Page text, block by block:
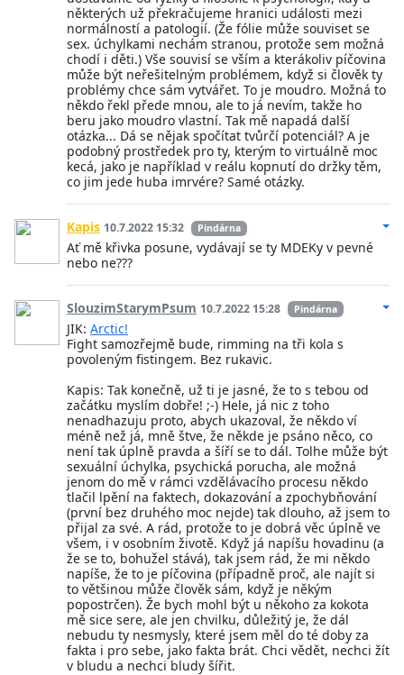
některých už překračujeme hranici události mezi
normálností a patologií. (Že fólie může souviset se
sex. úchylkami nechám stranou, protože sem možná
chodí i děti.) Vše souvisí se vším a kterákoliv píčovina
může být neřešitelným problémem, když si člověk ty
problémy chce sám vytvářet. To je moudro. Možná to
někdo řekl přede mnou, ale to já nevím, takže ho
beru jako moudro vlastní. Tak mě napadá další
otázka... Dá se nějak spočítat tvůrčí potenciál? A je
podobný prostředek pro ty, kterým to virtuálně moc
kecá, jako je například v reálu kopnutí do držky těm,
co jim jede huba imrvére? Samé otázky.
Kapis 10.7.2022 15:32 Pindárna
Ať mě křivka posune, vydávají se ty MDEKy v pevné
nebo ne???
SlouzimStarymPsum 10.7.2022 15:28 Pindárna
JIK: Arctic!
Fight samozřejmě bude, rimming na tři kola s
povoleným fistingem. Bez rukavic.
Kapis: Tak konečně, už ti je jasné, že to s tebou od
začátku myslím dobře! ;-) Hele, já nic z toho
nenadhazuju proto, abych ukazoval, že někdo ví
méně než já, mně štve, že někde je psáno něco, co
není tak úplně pravda a šíří se to dál. Tolhe může být
sexuální úchylka, psychická porucha, ale možná
jenom do mě v rámci vzdělávacího procesu někdo
tlačil lpění na faktech, dokazování a zpochybňování
(první bez druhého moc nejde) tak dlouho, až jsem to
přijal za své. A rád, protože to je dobrá věc úplně ve
všem, i v osobním životě. Když já napíšu hovadinu (a
že se to, bohužel stává), tak jsem rád, že mi někdo
napíše, že to je píčovina (případně proč, ale najít si
to většinou může člověk sám, když je někým
popostrčen). Že bych mohl být u někoho za kokota
mě sice sere, ale jen chvilku, důležitý je, že dál
nebudu ty nesmysly, které jsem měl do té doby za
fakta i pro sebe, jako fakta brát. Chci vědět, nechci žít
v bludu a nechci bludy šířit.